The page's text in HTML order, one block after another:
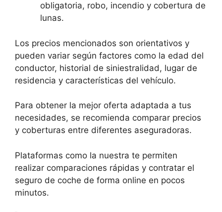
obligatoria, robo, incendio y cobertura de
lunas.
Los precios mencionados son orientativos y
pueden variar según factores como la edad del
conductor, historial de siniestralidad, lugar de
residencia y características del vehículo.
Para obtener la mejor oferta adaptada a tus
necesidades, se recomienda comparar precios
y coberturas entre diferentes aseguradoras.
Plataformas como la nuestra te permiten
realizar comparaciones rápidas y contratar el
seguro de coche de forma online en pocos
minutos.